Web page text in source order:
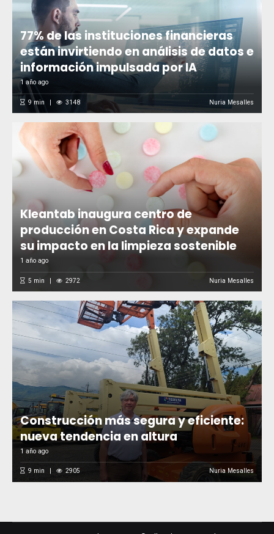
77% de las instituciones financieras
están invirtiendo en análisis de datos e
información impulsada por IA
1 año ago
9min 3148 Nuria Mesalles
Kleantab inaugura centro de
producción en Costa Rica y expande
su impacto en la limpieza sostenible
1 año ago
5 min 2972 Nuria Mesalles
Construcción más segura y eficiente:
nueva tendencia en altura
1 año ago
9 min 2905 Nuria Mesalles